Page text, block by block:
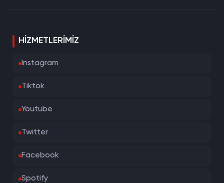
HIZMETLERIMIZ
Instagram
Tiktok
Youtube
Twitter
Facebook
Spotify